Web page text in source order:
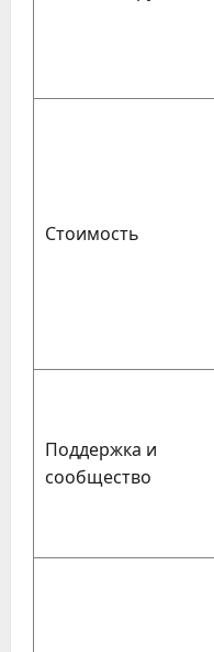
Стоимость
Поддержка и
сообщество